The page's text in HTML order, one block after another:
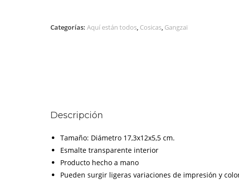
Categorías: Aquí están todos, Cosicas, Gangzaï
Descripción
Tamaño: Diámetro 17,3x12x5,5 cm.
Esmalte transparente interior
Producto hecho a mano
Pueden surgir ligeras variaciones de impresión y